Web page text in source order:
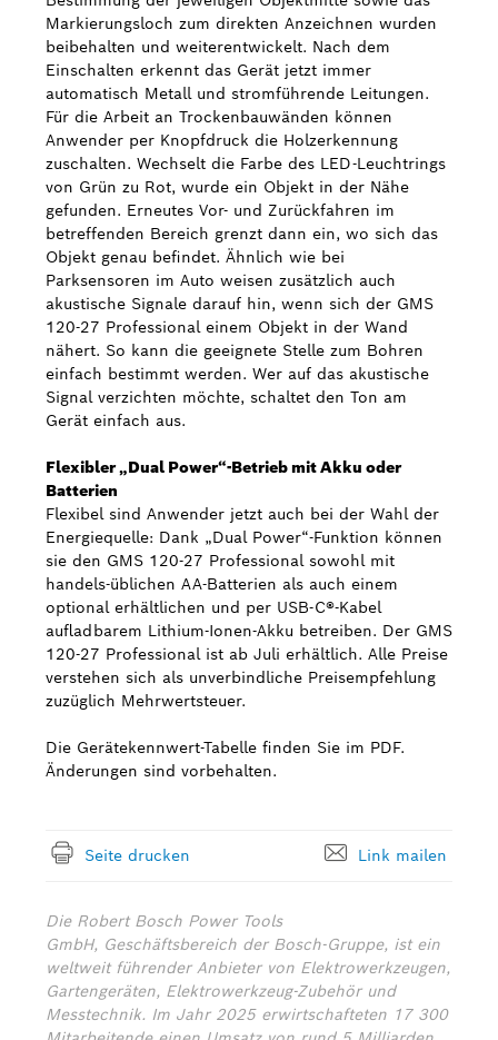
Markierungsloch zum direkten Anzeichnen wurden
beibehalten und weiterentwickelt. Nach dem
Einschalten erkennt das Gerät jetzt immer
automatisch Metall und stromführende Leitungen.
Für die Arbeit an Trockenbauwänden können
Anwender per Knopfdruck die Holzerkennung
zuschalten. Wechselt die Farbe des LED-Leuchtrings
von Grün zu Rot, wurde ein Objekt in der Nähe
gefunden. Erneutes Vor- und Zurückfahren im
betreffenden Bereich grenzt dann ein, wo sich das
Objekt genau befindet. Ähnlich wie bei
Parksensoren im Auto weisen zusätzlich auch
akustische Signale darauf hin, wenn sich der GMS
120-27 Professional einem Objekt in der Wand
nähert. So kann die geeignete Stelle zum Bohren
einfach bestimmt werden. Wer auf das akustische
Signal verzichten möchte, schaltet den Ton am
Gerät einfach aus.
Flexibler „Dual Power“-Betrieb mit Akku oder
Batterien
Flexibel sind Anwender jetzt auch bei der Wahl der
Energiequelle: Dank „Dual Power“-Funktion können
sie den GMS 120-27 Professional sowohl mit
handels-üblichen AA-Batterien als auch einem
optional erhältlichen und per USB-C®-Kabel
aufladbarem Lithium-Ionen-Akku betreiben. Der GMS
120-27 Professional ist ab Juli erhältlich. Alle Preise
verstehen sich als unverbindliche Preisempfehlung
zuzüglich Mehrwertsteuer.
Die Gerätekennwert-Tabelle finden Sie im PDF.
Änderungen sind vorbehalten.
Seite drucken Link mailen
Die Robert Bosch Power Tools
GmbH, Geschäftsbereich der Bosch-Gruppe, ist ein
weltweit führender Anbieter von Elektrowerkzeugen,
Gartengeräten, Elektrowerkzeug-Zubehör und
Messtechnik. Im Jahr 2025 erwirtschafteten 17 300